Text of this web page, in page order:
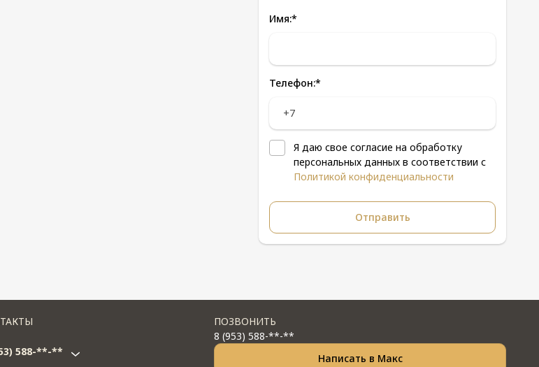
Имя:*
Телефон:*
Я даю свое согласие на обработку
персональных данных в соответствии с
Политикой конфиденциальности
588-**-**
ПОЗВОНИТЬ
8 (953) 588-**-**
Написать в Макс